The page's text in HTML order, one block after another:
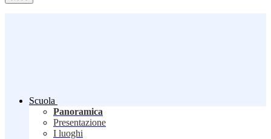
Scuola
Panoramica
Presentazione
I luoghi